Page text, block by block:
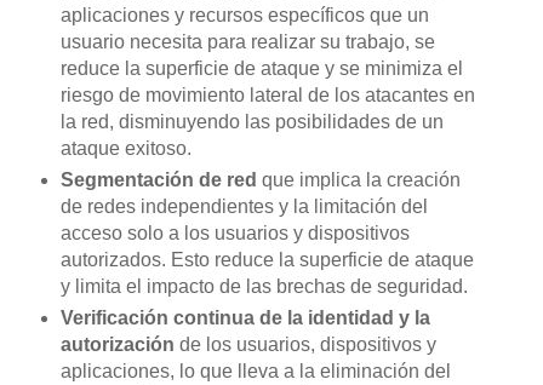
aplicaciones y recursos específicos que un
usuario necesita para realizar su trabajo, se
reduce la superficie de ataque y se minimiza el
riesgo de movimiento lateral de los atacantes en
la red, disminuyendo las posibilidades de un
ataque exitoso.
Segmentación de red que implica la creación
de redes independientes y la limitación del
acceso solo a los usuarios y dispositivos
autorizados. Esto reduce la superficie de ataque
y limita el impacto de las brechas de seguridad.
Verificación continua de la identidad y la
autorización de los usuarios, dispositivos y
aplicaciones, lo que lleva a la eliminación del